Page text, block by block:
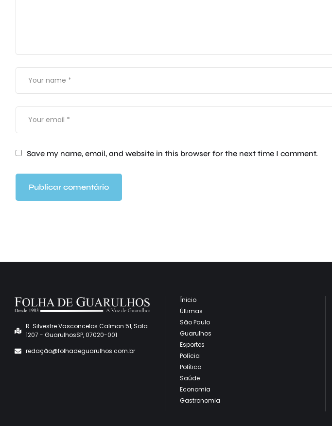
Save my name, email, and website in this browser for the next time I comment.
R. Silvestre Vasconcelos Calmon 51, Sala
1207 - GuarulhosSP, 07020-001
redação@folhadeguarulhos.com.br
Ínicio
Últimas
São Paulo
Guarulhos
Esportes
Polícia
Política
Saúde
Economia
Gastronomia